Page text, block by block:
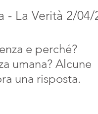
La Verità 2/04/
e perché?
umana? Alcune
una risposta.